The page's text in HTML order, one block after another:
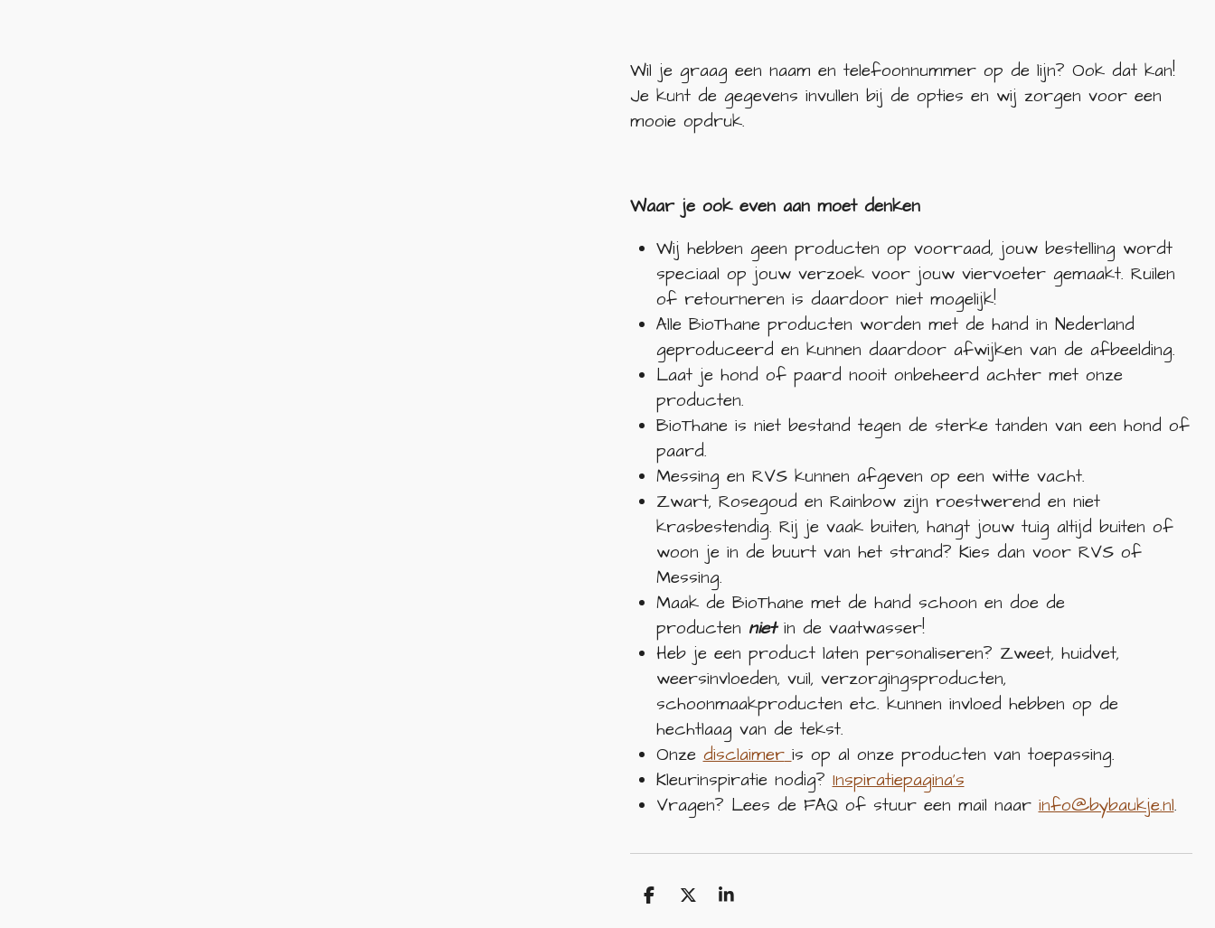
Wil je graag een naam en telefoonnummer op de lijn? Ook dat kan!
Je kunt de gegevens invullen bij de opties en wij zorgen voor een
mooie opdruk.
Waar je ook even aan moet denken
Wij hebben geen producten op voorraad, jouw bestelling wordt
speciaal op jouw verzoek voor jouw viervoeter gemaakt. Ruilen
of retourneren is daardoor niet mogelijk!
Alle BioThane producten worden met de hand in Nederland
geproduceerd en kunnen daardoor afwijken van de afbeelding.
Laat je hond of paard nooit onbeheerd achter met onze
producten.
BioThane is niet bestand tegen de sterke tanden van een hond of
paard.
Messing en RVS kunnen afgeven op een witte vacht.
Zwart, Rosegoud en Rainbow zijn roestwerend en niet
krasbestendig. Rij je vaak buiten, hangt jouw tuig altijd buiten of
woon je in de buurt van het strand? Kies dan voor RVS of
Messing.
Maak de BioThane met de hand schoon en doe de
producten nietin de vaatwasser!
Heb je een product laten personaliseren? Zweet, huidvet,
weersinvloeden, vuil, verzorgingsproducten,
schoonmaakproducten etc. kunnen invloed hebben op de
hechtlaag van de tekst.
Onze disclaimer is op al onze producten van toepassing.
Kleurinspiratie nodig? Inspiratiepagina's
Vragen? Lees de FAQ of stuur een mail naar info@bybaukje.nl.
D
D
S